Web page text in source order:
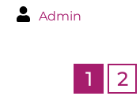
Admin
1 2